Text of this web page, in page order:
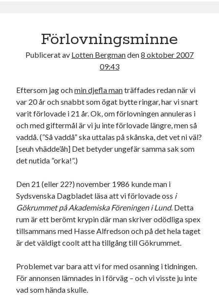
Förlovningsminne
Publicerat av Lotten Bergmanden8 oktober 2007
09:43
Eftersom jag ochmin djefla manträffades redan när vi
var 20 år och snabbt som ögat bytte ringar, har vi snart
varit förlovade i 21 år. Ok, om förlovningen annuleras i
och med giftermål är vi ju inte förlovade längre, men så
vaddå. (”Så vaddå” ska uttalas på skånska, det vet ni väl?
[seuh vhädde’åh] Det betyder ungefär samma sak som
det nutida ”orka!”.)
Den 21 (eller 22?) november 1986 kunde man i
Sydsvenska Dagbladet läsa att vi förlovade oss i
Gökrummet på Akademiska Föreningen i Lund. Detta
rum är ett berömt krypin där man skriver odödliga spex
tillsammans med Hasse Alfredson och på det hela taget
är det väldigt coolt att ha tillgång till Gökrummet.
Problemet var bara att vi for med osanning i tidningen.
För annonsen lämnades in i förväg – och vi visste ju inte
vad som hända skulle.